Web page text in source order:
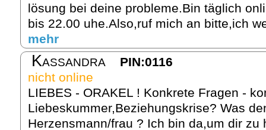
lösung bei deine probleme.Bin täglich
bis 22.00 uhe.Also,ruf mich an bitte,ich
mehr
Kassandra
PIN:0116
nicht online
LIEBES - ORAKEL ! Konkrete Fragen -
Liebeskummer,Beziehungskrise? Was
Herzensmann/frau ? Ich bin da,um dir zu